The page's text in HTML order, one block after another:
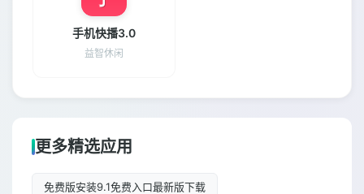
手机快播3.0
益智休闲
更多精选应用
免费版安装9.1免费入口最新版下载